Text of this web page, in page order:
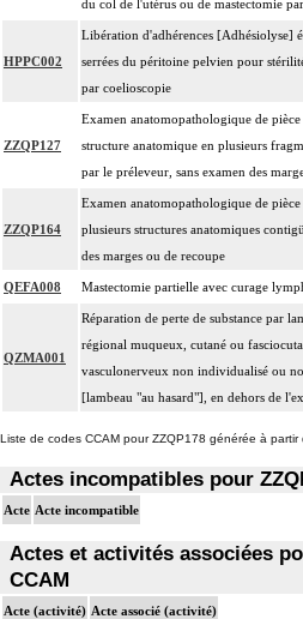
du col de l'utérus ou de mastectomie
HPPC002
Libération d'adhérences [Adhésiolyse]
serrées du péritoine pelvien pour
par coelioscopie
ZZQP127
Examen anatomopathologique de pièce
structure anatomique en plusieurs
par le préleveur, sans examen des
ZZQP164
Examen anatomopathologique de pièce
plusieurs structures anatomiques
des marges ou de recoupe
QEFA008 Mastectomie partielle avec curage
QZMA001
Réparation de perte de substance par
régional muqueux, cutané ou
vasculonerveux non individualisé ou
[lambeau "au hasard"], en dehors de
Liste de codes CCAM pour ZZQP178 générée à
Actes incompatibles pour
Acte Acte incompatible
Actes et activités associées
CCAM
Acte (activité) Acte associé (activité)